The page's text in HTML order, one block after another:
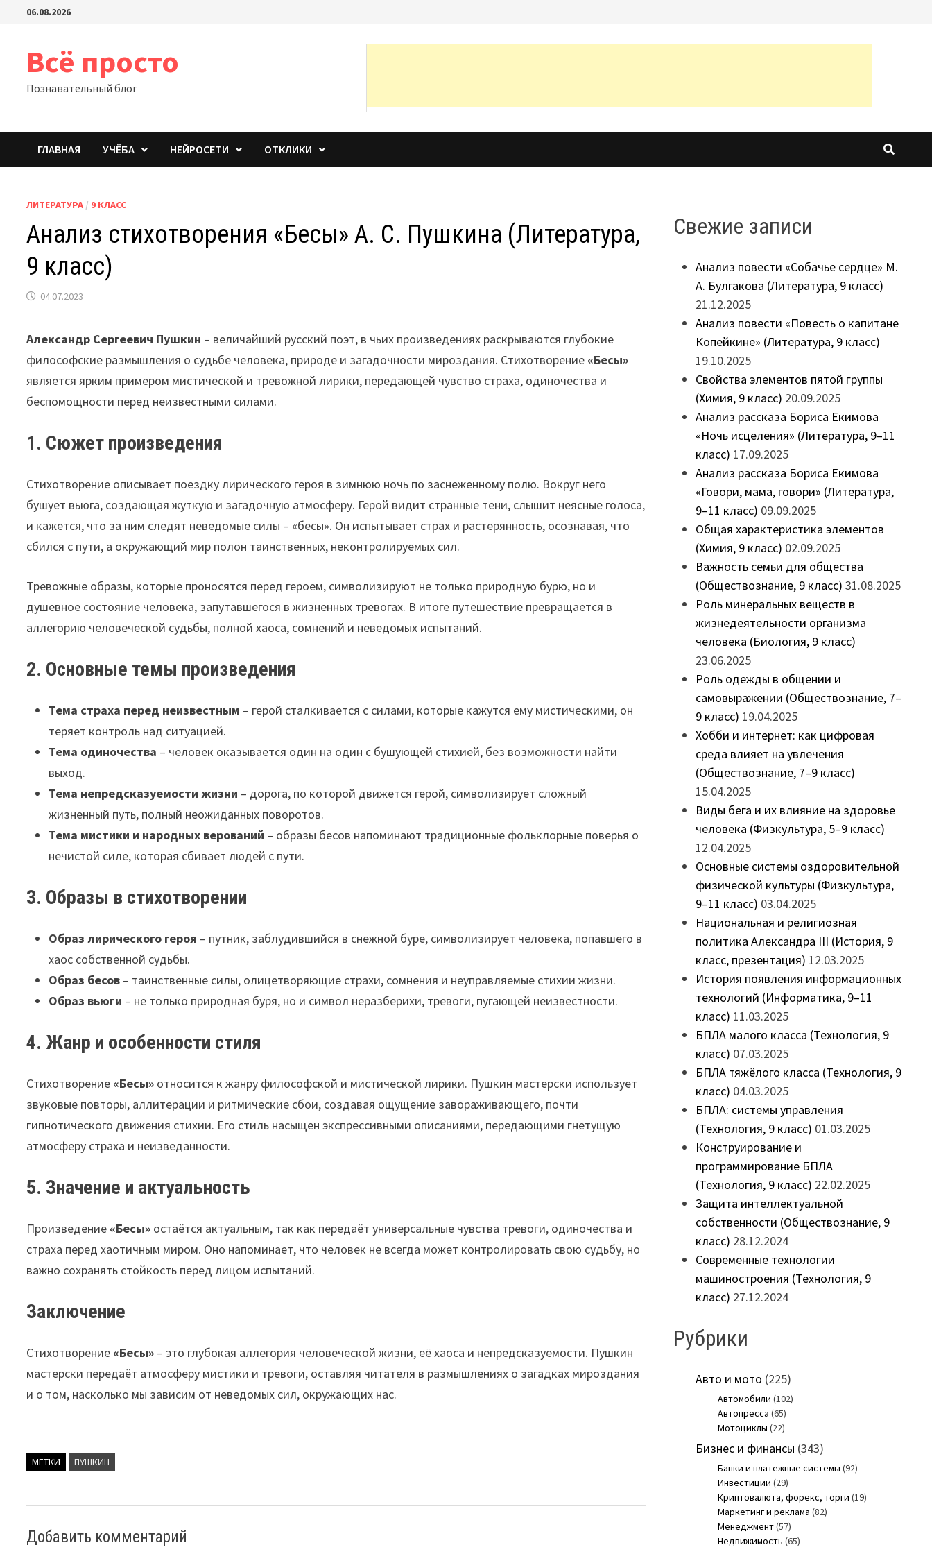
Перейти06.08.2026
Всё просто
Познавательный блог
ГЛАВНАЯ УЧЁБА НЕЙРОСЕТИ ОТКЛИКИ
ЛИТЕРАТУРА / 9 КЛАСС
Анализ стихотворения «Бесы» А. С. Пушкина (Литература,
9 класс)
04.07.2023
Александр Сергеевич Пушкин – величайший русский поэт, в чьих произведениях раскрываются глубокие
философские размышления о судьбе человека, природе и загадочности мироздания. Стихотворение «Бесы»
является ярким примером мистической и тревожной лирики, передающей чувство страха, одиночества и
беспомощности перед неизвестными силами.
1. Сюжет произведения
Стихотворение описывает поездку лирического героя в зимнюю ночь по заснеженному полю. Вокруг него
бушует вьюга, создающая жуткую и загадочную атмосферу. Герой видит странные тени, слышит неясные голоса,
и кажется, что за ним следят неведомые силы – «бесы». Он испытывает страх и растерянность, осознавая, что
сбился с пути, а окружающий мир полон таинственных, неконтролируемых сил.
Тревожные образы, которые проносятся перед героем, символизируют не только природную бурю, но и
душевное состояние человека, запутавшегося в жизненных тревогах. В итоге путешествие превращается в
аллегорию человеческой судьбы, полной хаоса, сомнений и неведомых испытаний.
2. Основные темы произведения
Тема страха перед неизвестным – герой сталкивается с силами, которые кажутся ему мистическими, он
теряет контроль над ситуацией.
Тема одиночества – человек оказывается один на один с бушующей стихией, без возможности найти
выход.
Тема непредсказуемости жизни – дорога, по которой движется герой, символизирует сложный
жизненный путь, полный неожиданных поворотов.
Тема мистики и народных верований – образы бесов напоминают традиционные фольклорные поверья о
нечистой силе, которая сбивает людей с пути.
3. Образы в стихотворении
Образ лирического героя – путник, заблудившийся в снежной буре, символизирует человека, попавшего в
хаос собственной судьбы.
Образ бесов – таинственные силы, олицетворяющие страхи, сомнения и неуправляемые стихии жизни.
Образ вьюги – не только природная буря, но и символ неразберихи, тревоги, пугающей неизвестности.
4. Жанр и особенности стиля
Стихотворение «Бесы» относится к жанру философской и мистической лирики. Пушкин мастерски использует
звуковые повторы, аллитерации и ритмические сбои, создавая ощущение завораживающего, почти
гипнотического движения стихии. Его стиль насыщен экспрессивными описаниями, передающими гнетущую
атмосферу страха и неизведанности.
5. Значение и актуальность
Произведение «Бесы» остаётся актуальным, так как передаёт универсальные чувства тревоги, одиночества и
страха перед хаотичным миром. Оно напоминает, что человек не всегда может контролировать свою судьбу, но
важно сохранять стойкость перед лицом испытаний.
Заключение
Стихотворение «Бесы» – это глубокая аллегория человеческой жизни, её хаоса и непредсказуемости. Пушкин
мастерски передаёт атмосферу мистики и тревоги, оставляя читателя в размышлениях о загадках мироздания
и о том, насколько мы зависим от неведомых сил, окружающих нас.
МЕТКИ ПУШКИН
Добавить комментарий
Свежие записи
Анализ повести «Собачье сердце» М.
А. Булгакова (Литература, 9 класс)
21.12.2025
Анализ повести «Повесть о капитане
Копейкине» (Литература, 9 класс)
19.10.2025
Свойства элементов пятой группы
(Химия, 9 класс) 20.09.2025
Анализ рассказа Бориса Екимова
«Ночь исцеления» (Литература, 9–11
класс) 17.09.2025
Анализ рассказа Бориса Екимова
«Говори, мама, говори» (Литература,
9–11 класс) 09.09.2025
Общая характеристика элементов
(Химия, 9 класс) 02.09.2025
Важность семьи для общества
(Обществознание, 9 класс) 31.08.2025
Роль минеральных веществ в
жизнедеятельности организма
человека (Биология, 9 класс)
23.06.2025
Роль одежды в общении и
самовыражении (Обществознание, 7–
9 класс) 19.04.2025
Хобби и интернет: как цифровая
среда влияет на увлечения
(Обществознание, 7–9 класс)
15.04.2025
Виды бега и их влияние на здоровье
человека (Физкультура, 5–9 класс)
12.04.2025
Основные системы оздоровительной
физической культуры (Физкультура,
9–11 класс) 03.04.2025
Национальная и религиозная
политика Александра III (История, 9
класс, презентация) 12.03.2025
История появления информационных
технологий (Информатика, 9–11
класс) 11.03.2025
БПЛА малого класса (Технология, 9
класс) 07.03.2025
БПЛА тяжёлого класса (Технология, 9
класс) 04.03.2025
БПЛА: системы управления
(Технология, 9 класс) 01.03.2025
Конструирование и
программирование БПЛА
(Технология, 9 класс) 22.02.2025
Защита интеллектуальной
собственности (Обществознание, 9
класс) 28.12.2024
Современные технологии
машиностроения (Технология, 9
класс) 27.12.2024
Рубрики
Авто и мото (225)
Автомобили (102)
Автопресса (65)
Мотоциклы (22)
Бизнес и финансы (343)
Банки и платежные системы (92)
Инвестиции (29)
Криптовалюта, форекс, торги (19)
Маркетинг и реклама (82)
Менеджмент(57)
Недвижимость (65)